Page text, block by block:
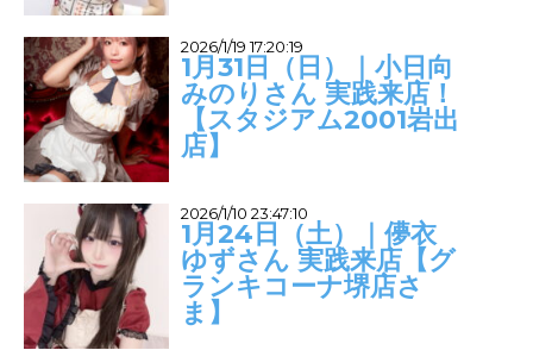
2026/1/19 17:20:19
1月31日（日）｜小日向
みのりさん 実践来店！
【スタジアム2001岩出
店】
2026/1/10 23:47:10
1月24日（土）｜儚衣
ゆずさん 実践来店【グ
ランキコーナ堺店さ
ま】